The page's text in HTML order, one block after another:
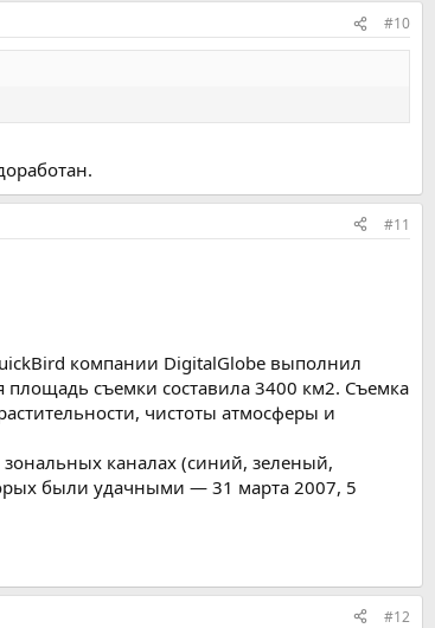
#10
#11
компании DigitalGlobe выполнил
съемки составила 3400 км2. Съемка
чистоты атмосферы и
каналах (синий, зеленый,
были удачными — 31 марта 2007, 5
#12